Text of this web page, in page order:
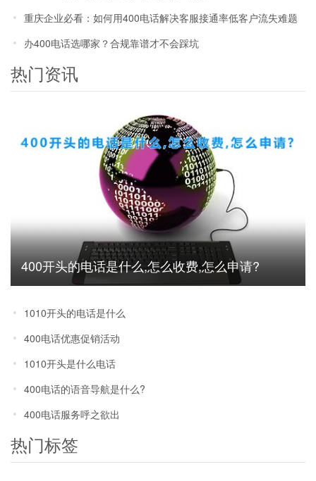
重庆企业必看：如何用400电话解决客服接通率低客户流失难题
办400电话选哪家？合规靠谱才不会踩坑
热门资讯
400开头的电话是什么,怎么收费,怎么申请?
1010开头的电话是什么
400电话优惠促销活动
1010开头是什么电话
400电话的语音导航是什么?
400电话服务呼之欲出
热门标签